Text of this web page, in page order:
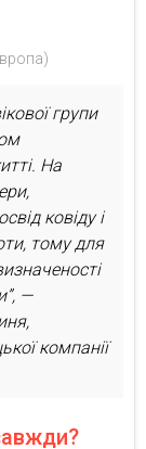
групи
На
ковіду і
тому для
—
компанії